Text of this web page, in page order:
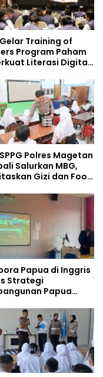
Training of
Program Paham
Literasi Digital
Polres Magetan
Salurkan MBG,
Gizi dan Food
Papua di Inggris
Strategi
Papua
Internasional